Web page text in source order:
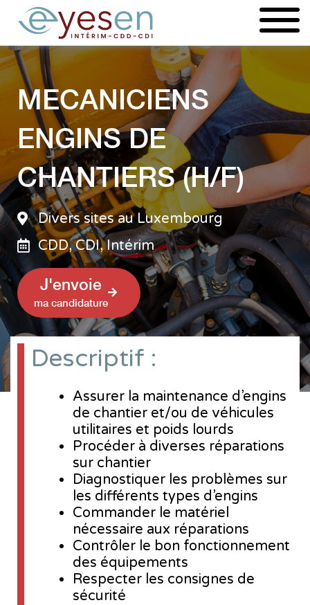
Aller
contenu
MECANICIENS
ENGINS DE
CHANTIERS (H/F)
Divers sites au Luxembourg
CDD, CDI, Intérim
J'envoie
ma candidature
Descriptif :
Assurer la maintenance d’engins
de chantier et/ou de véhicules
utilitaires et poids lourds
Procéder à diverses réparations
sur chantier
Diagnostiquer les problèmes sur
les différents types d’engins
Commander le matériel
nécessaire aux réparations
Contrôler le bon fonctionnement
des équipements
Respecter les consignes de
sécurité